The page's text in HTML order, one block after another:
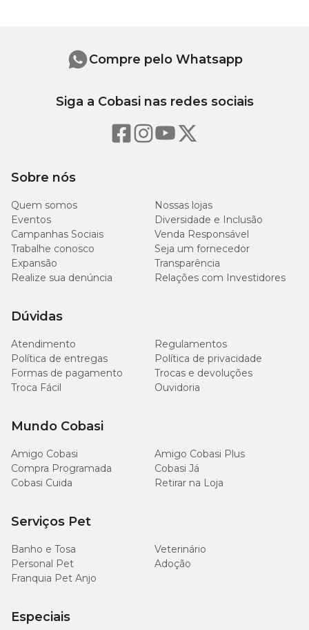
sulfato de manganês, sulfato de zinco monohidratado, zinco
aminoácido quelato.
Níveis de Garantia
100
g/kg
Extrato Etéreo (mín.)
90
g/kg
Matéria Mineral (máx.) 75 g/kg 23g
Fibra Bruta (máx.)
Fibra Dietética Total
(máx.)
195
g/kg
59
Cálcio (máx.) 13 g/kg 4g
mg/kg
Sobre nós
Quem somos
Nossas lojas
Eventos
Diversidade e Inclusão
Campanhas Sociais
Venda Responsável
Trabalhe conosco
Seja um fornecedor
Expansão
Transparência
Realize sua denúncia
Relações com Investidores
Dúvidas
Atendimento
Regulamentos
Política de entregas
Política de privacidade
Formas de pagamento
Trocas e devoluções
Troca Fácil
Ouvidoria
Mundo Cobasi
Amigo Cobasi
Amigo Cobasi Plus
Compra Programada
Cobasi Já
Cobasi Cuida
Retirar na Loja
Serviços Pet
Banho e Tosa
Veterinário
Personal Pet
Adoção
Franquia Pet Anjo
Especiais
Compre pelo Whatsapp
Siga a Cobasi nas redes sociais